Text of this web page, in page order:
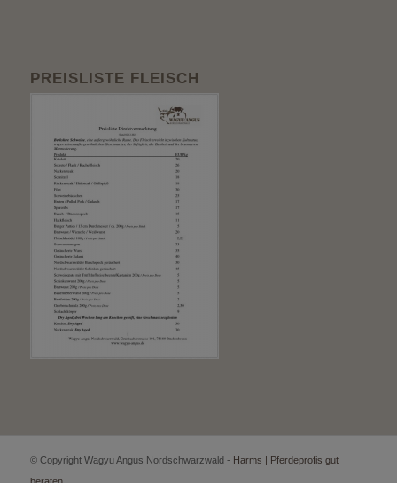
PREISLISTE FLEISCH
© Copyright Wagyu Angus Nordschwarzwald - Harms | Pferdeprofis gut